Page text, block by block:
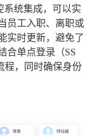
系统集成，可以实
员工入职、离职或
实时更新，避免了
合单点登录（SS
程，同时确保身份